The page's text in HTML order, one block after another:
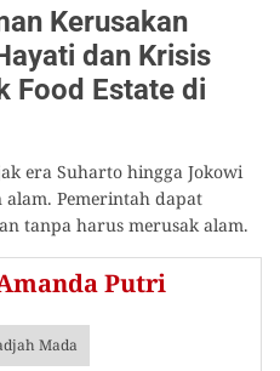
Kerusakan
dan Krisis
Food Estate di
era Suharto hingga Jokowi
Pemerintah dapat
tanpa harus merusak alam.
Putri
Mada